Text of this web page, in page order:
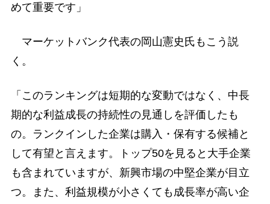
めて重要です」
マーケットバンク代表の岡山憲史氏もこう説
く。
「このランキングは短期的な変動ではなく、中長
期的な利益成長の持続性の見通しを評価したも
の。ランクインした企業は購入・保有する候補と
して有望と言えます。トップ50を見ると大手企業
も含まれていますが、新興市場の中堅企業が目立
つ。また、利益規模が小さくても成長率が高い企